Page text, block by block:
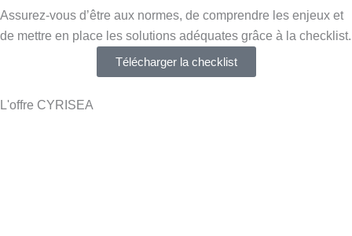
Assurez-vous d’être aux normes, de comprendre les enjeux et
de mettre en place les solutions adéquates grâce à la checklist.
Télécharger la checklist
L'offre CYRISEA